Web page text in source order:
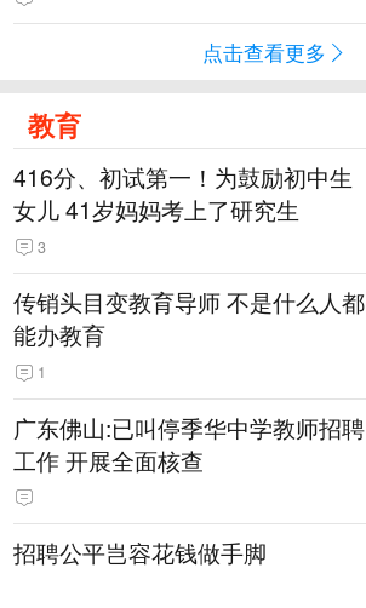
点击查看更多
教育
416分、初试第一！为鼓励初中生
女儿 41岁妈妈考上了研究生
3
传销头目变教育导师 不是什么人都
能办教育
1
广东佛山:已叫停季华中学教师招聘
工作 开展全面核查
招聘公平岂容花钱做手脚